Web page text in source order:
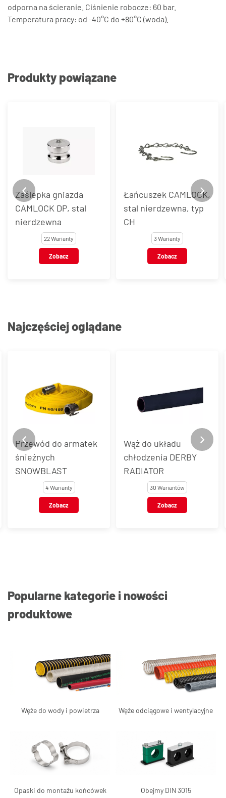
odporna na ścieranie. Ciśnienie robocze: 60 bar.
Temperatura pracy: od -40°C do +80°C (woda).
Produkty powiązane
Zaślepka gniazda
CAMLOCK DP, stal
nierdzewna
22 Warianty
Zobacz
Łańcuszek CAMLOCK,
stal nierdzewna, typ
CH
3 Warianty
Zobacz
Najczęściej oglądane
Wąż do układu
chłodzenia DERBY
RADIATOR
30 Wariantów
Zobacz
Wąż do powietrza AIR
20
7 Wariantów
Zobacz
Popularne kategorie i nowości
produktowe
Węże do wody i powietrza Węże odciągowe i wentylacyjne
Opaski do montażu końcówek Obejmy DIN 3015